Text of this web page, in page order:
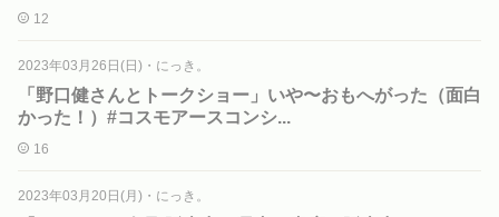
12
2023年03月26日(日) ・ にっき。
「野口健さんとトークショー」いや〜おもへがった（面白
かった！）#コスモアースコンシ...
16
2023年03月20日(月) ・ にっき。